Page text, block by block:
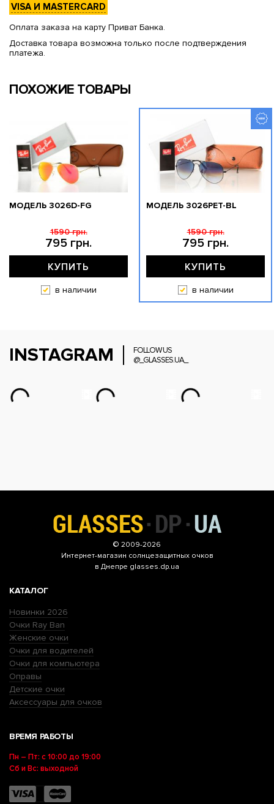
VISA И MASTERCARD
Оплата заказа на карту Приват Банка.
Доставка товара возможна только после подтверждения
платежа.
ПОХОЖИЕ ТОВАРЫ
МОДЕЛЬ 3026D-FG
795 грн.
1590 грн.
КУПИТЬ
в наличии
МОДЕЛЬ 3026PET-BL
795 грн.
1590 грн.
КУПИТЬ
в наличии
INSTAGRAM
FOLLOW US
@_GLASSES.UA_
© 2009-2026
Интернет-магазин солнцезащитных очков
в Днепре glasses.dp.ua
КАТАЛОГ
Новинки 2026
Очки Ray Ban
Женские очки
Очки для водителей
Очки для компьютера
Оправы
Детские очки
Аксессуары для очков
ВРЕМЯ РАБОТЫ
Пн – Пт: с 10:00 до 19:00
Сб и Вс: выходной